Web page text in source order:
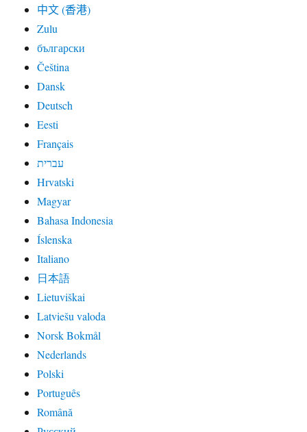
中文 (香港)
Zulu
български
Čeština
Dansk
Deutsch
Eesti
Français
עברית
Hrvatski
Magyar
Bahasa Indonesia
Íslenska
Italiano
日本語
Lietuviškai
Latviešu valoda
Norsk Bokmål
Nederlands
Polski
Português
Română